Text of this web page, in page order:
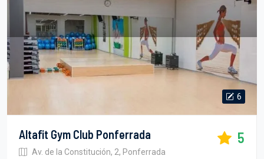
6
Altafit Gym Club Ponferrada
Av. de la Constitución, 2, Ponferrada
5